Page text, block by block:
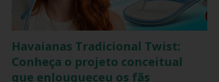
havaianas branca O chinelo branco é uma peça elegante que
combina com quase tudo, mas precisa de um pouco de ...
Havaianas Tradicional Twist:
Conheça o projeto conceitual
que enlouqueceu os fãs